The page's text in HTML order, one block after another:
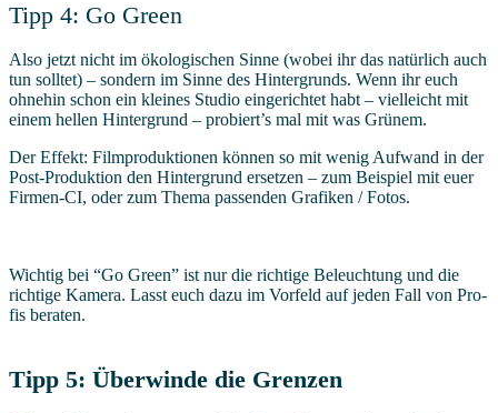
Tipp 4: Go Green
Also jetzt nicht im öko­lo­gi­schen Sin­ne (wobei ihr das natür­lich auch
tun soll­tet) – son­dern im Sin­ne des Hin­ter­grunds. Wenn ihr euch
ohne­hin schon ein klei­nes Stu­dio ein­ge­rich­tet habt – viel­leicht mit
einem hel­len Hin­ter­grund – probiert’s mal mit was Grünem.
Der Effekt: Film­pro­duk­tio­nen kön­nen so mit wenig Auf­wand in der
Post-Pro­duk­ti­on den Hin­ter­grund erset­zen – zum Bei­spiel mit euer
Fir­men-CI, oder zum The­ma pas­sen­den Gra­fi­ken / Fotos.
Wich­tig bei “Go Green” ist nur die rich­ti­ge Beleuch­tung und die
rich­ti­ge Kame­ra. Lasst euch dazu im Vor­feld auf jeden Fall von Pro­
fis beraten.
Tipp 5: Über­win­de die Grenzen